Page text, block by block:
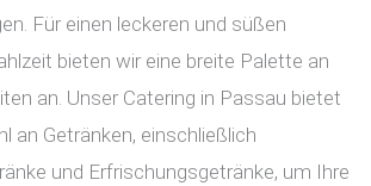
Für einen leckeren und süßen
bieten wir eine breite Palette an
an. Unser Catering in Passau bietet
an Getränken, einschließlich
und Erfrischungsgetränke, um Ihre